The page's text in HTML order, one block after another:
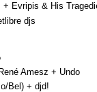
Evripis & His
djs
Amesz + Undo
Bel) + djd!